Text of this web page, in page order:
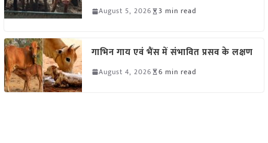
August 5, 2026 3 min read
गाभिन गाय एवं भैंस में संभावित प्रसव के लक्षण
August 4, 2026 6 min read